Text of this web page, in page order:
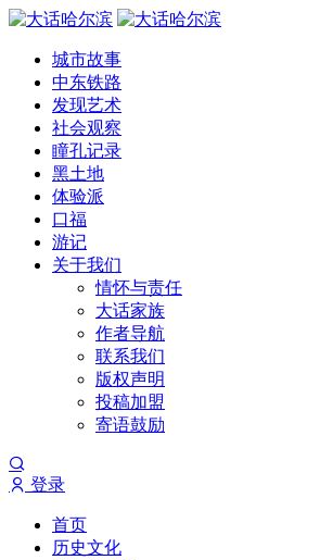
城市故事
中东铁路
发现艺术
社会观察
瞳孔记录
黑土地
体验派
口福
游记
关于我们
情怀与责任
大话家族
作者导航
联系我们
版权声明
投稿加盟
寄语鼓励
登录
首页
历史文化